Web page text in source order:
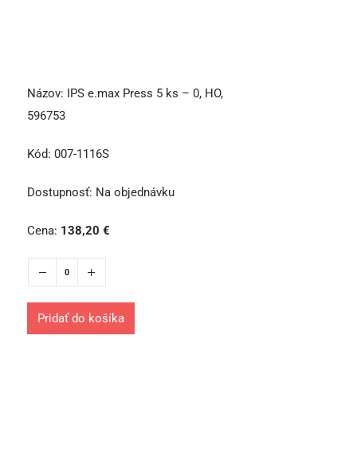
Názov:
IPS e.max Press 5 ks – 0, HO,
596753
Kód: 007-1116S
Dostupnosť: Na objednávku
Cena: 138,20 €
Pridať do košíka